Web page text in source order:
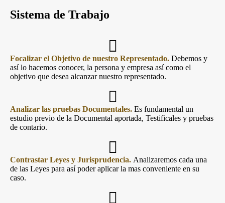
Sistema de Trabajo
Focalizar el Objetivo de nuestro Representado. Debemos y
así lo hacemos conocer, la persona y empresa así como el
objetivo que desea alcanzar nuestro representado.
Analizar las pruebas Documentales. Es fundamental un
estudio previo de la Documental aportada, Testificales y pruebas
de contario.
Contrastar Leyes y Jurisprudencia. Analizaremos cada una
de las Leyes para así poder aplicar la mas conveniente en su
caso.